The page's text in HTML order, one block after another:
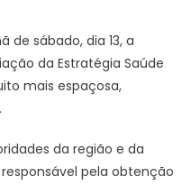
de sábado, dia 13, a
da Estratégia Saúde
mais espaçosa,
da região e da
pela obtenção